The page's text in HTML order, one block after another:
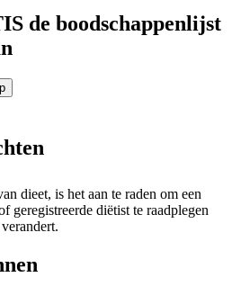
de boodschappenlijst
dieet, is het aan te raden om een
geregistreerde diëtist te raadplegen